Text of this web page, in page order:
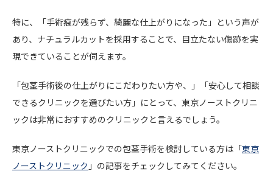
特に、「手術痕が残らず、綺麗な仕上がりになった」という声が
あり、ナチュラルカットを採用することで、目立たない傷跡を実
現できていることが伺えます。
「包茎手術後の仕上がりにこだわりたい方や、」「安心して相談
できるクリニックを選びたい方」にとって、東京ノーストクリニ
ックは非常におすすめのクリニックと言えるでしょう。
東京ノーストクリニックでの包茎手術を検討している方は「東京
ノーストクリニック 」の記事をチェックしてみてください。